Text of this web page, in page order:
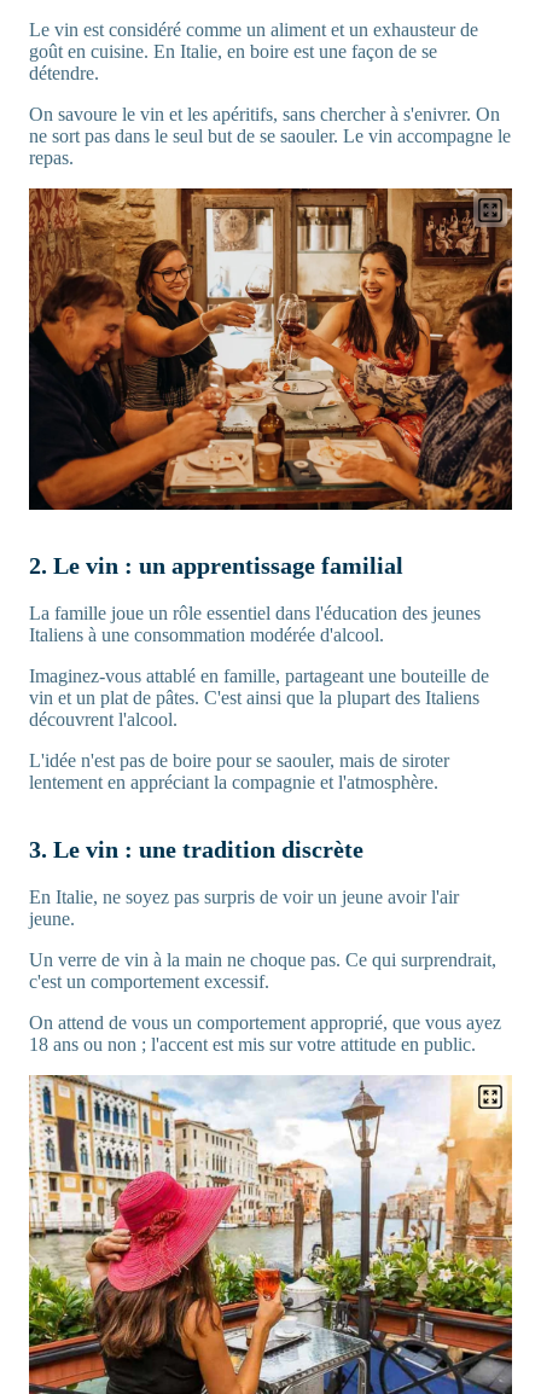
Le vin est considéré comme un aliment et un exhausteur de
goût en cuisine. En Italie, en boire est une façon de se
détendre.
On savoure le vin et les apéritifs, sans chercher à s'enivrer. On
ne sort pas dans le seul but de se saouler. Le vin accompagne le
repas.
2. Le vin : un apprentissage familial
La famille joue un rôle essentiel dans l'éducation des jeunes
Italiens à une consommation modérée d'alcool.
Imaginez-vous attablé en famille, partageant une bouteille de
vin et un plat de pâtes. C'est ainsi que la plupart des Italiens
découvrent l'alcool.
L'idée n'est pas de boire pour se saouler, mais de siroter
lentement en appréciant la compagnie et l'atmosphère.
3. Le vin : une tradition discrète
En Italie, ne soyez pas surpris de voir un jeune avoir l'air
jeune.
Un verre de vin à la main ne choque pas. Ce qui surprendrait,
c'est un comportement excessif.
On attend de vous un comportement approprié, que vous ayez
18 ans ou non ; l'accent est mis sur votre attitude en public.